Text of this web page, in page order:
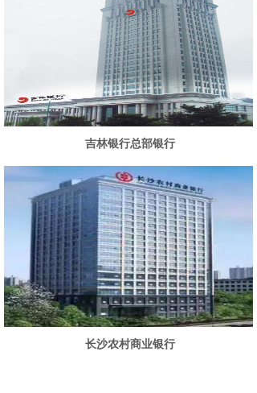
吉林银行总部银行
长沙农村商业银行